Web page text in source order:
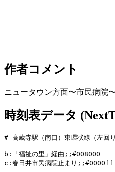
作者コメント
ニュータウン方面〜市民病院
時刻表データ
# 高蔵寺駅（南口）東環状線（左回り
b:「福祉の里」経由;;#008000
c:春日井市民病院止まり;;#0000ff